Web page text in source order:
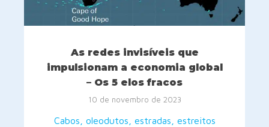
As redes invisíveis que
impulsionam a economia global
– Os 5 elos fracos
10 de novembro de 2023
Cabos, oleodutos, estradas, estreitos